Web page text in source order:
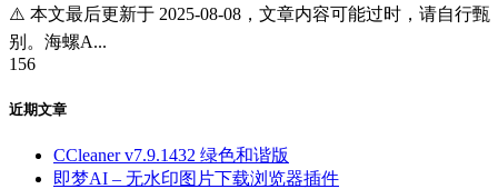
⚠️ 本文最后更新于 2025-08-08，文章内容可能过时，请自行甄
别。海螺A...
156
近期文章
CCleaner v7.9.1432 绿色和谐版
即梦AI – 无水印图片下载浏览器插件